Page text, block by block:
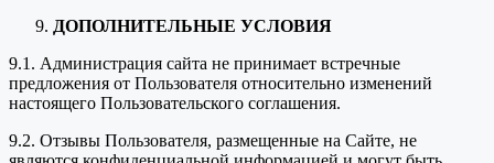
ДОПОЛНИТЕЛЬНЫЕ УСЛОВИЯ
9.1. Администрация сайта не принимает встречные
предложения от Пользователя относительно изменений
настоящего Пользовательского соглашения.
9.2. Отзывы Пользователя, размещенные на Сайте, не